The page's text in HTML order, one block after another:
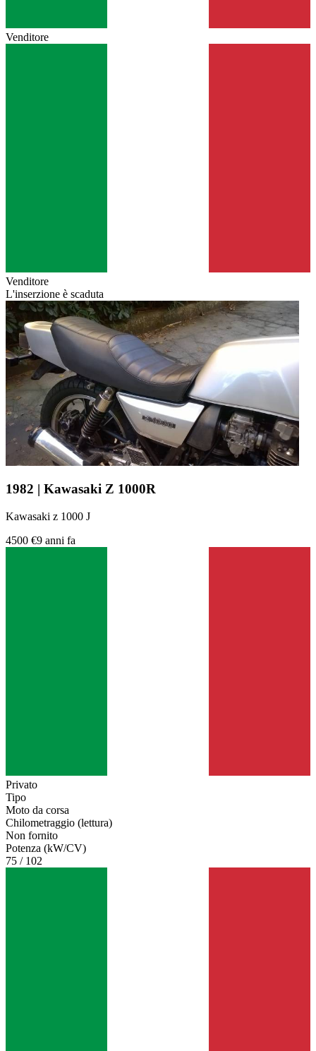
Venditore
Venditore
L'inserzione è scaduta
1982 | Kawasaki Z 1000R
Kawasaki z 1000 J
4500 €9 anni fa
Privato
Tipo
Moto da corsa
Chilometraggio (lettura)
Non fornito
Potenza (kW/CV)
75 / 102